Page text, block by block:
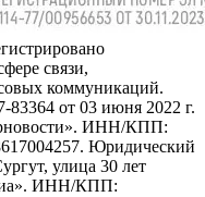
связи,
коммуникаций.
от 03 июня 2022 г.
ИНН/КПП:
Юридический
улица 30 лет
ИНН/КПП: